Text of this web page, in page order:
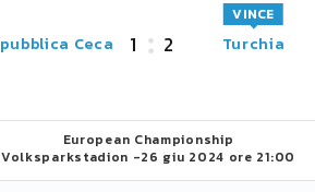
Ceca 1 2 Turchia
VINCE
European Championship
Volksparkstadion -26 giu 2024 ore 21:00